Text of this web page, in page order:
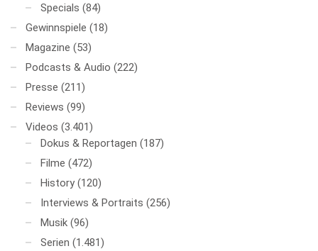
Specials (84)
Gewinnspiele (18)
Magazine (53)
Podcasts & Audio (222)
Presse (211)
Reviews (99)
Videos (3.401)
Dokus & Reportagen (187)
Filme (472)
History (120)
Interviews & Portraits (256)
Musik (96)
Serien (1.481)